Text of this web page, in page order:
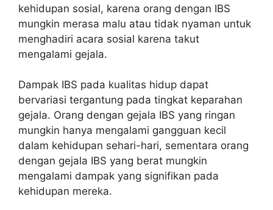
kehidupan sosial, karena orang dengan IBS
mungkin merasa malu atau tidak nyaman untuk
menghadiri acara sosial karena takut
mengalami gejala.
Dampak IBS pada kualitas hidup dapat
bervariasi tergantung pada tingkat keparahan
gejala. Orang dengan gejala IBS yang ringan
mungkin hanya mengalami gangguan kecil
dalam kehidupan sehari-hari, sementara orang
dengan gejala IBS yang berat mungkin
mengalami dampak yang signifikan pada
kehidupan mereka.